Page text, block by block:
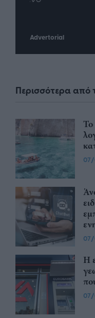
Advertorial
Περισσότερα από
Το
Η